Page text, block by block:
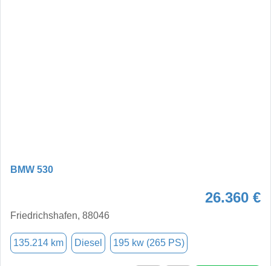
BMW 530
26.360 €
Friedrichshafen, 88046
135.214 km Diesel 195 kw (265 PS)